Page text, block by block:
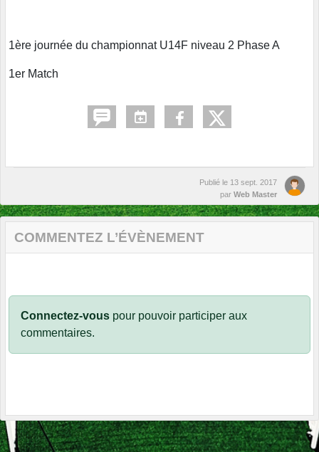
1ère journée du championnat U14F niveau 2 Phase A
1er Match
Publié le 13 sept. 2017
par Web Master
COMMENTEZ L’ÉVÈNEMENT
Connectez-vous pour pouvoir participer aux
commentaires.